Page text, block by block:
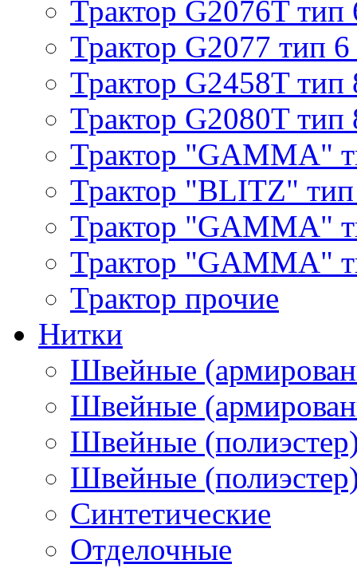
Трактор G2076T тип
Трактор G2077 тип 6
Трактор G2458T тип
Трактор G2080T тип
Трактор "GAMMA"
Трактор "BLITZ"
Трактор "GAMMA"
Трактор "GAMMA"
Трактор прочие
Нитки
Швейные
Швейные
Швейные
Швейные
Синтетические
Отделочные